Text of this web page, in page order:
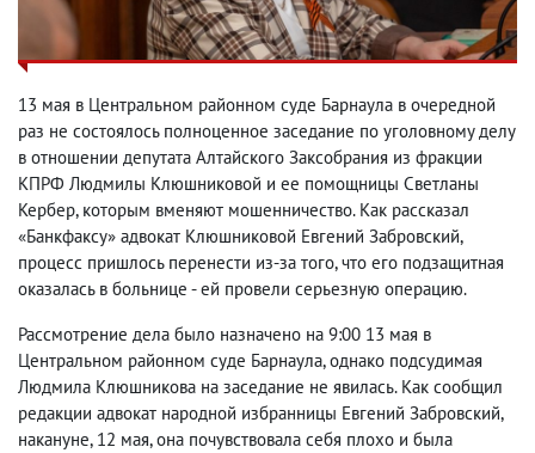
13 мая в Центральном районном суде Барнаула в очередной
раз не состоялось полноценное заседание по уголовному делу
в отношении депутата Алтайского Заксобрания из фракции
КПРФ Людмилы Клюшниковой и ее помощницы Светланы
Кербер, которым вменяют мошенничество. Как рассказал
«Банкфаксу» адвокат Клюшниковой Евгений Забровский,
процесс пришлось перенести из-за того, что его подзащитная
оказалась в больнице - ей провели серьезную операцию.
Рассмотрение дела было назначено на 9:00 13 мая в
Центральном районном суде Барнаула, однако подсудимая
Людмила Клюшникова на заседание не явилась. Как сообщил
редакции адвокат народной избранницы Евгений Забровский,
накануне, 12 мая, она почувствовала себя плохо и была